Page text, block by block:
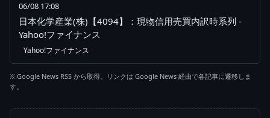
06/08 17:08
日本化学産業(株)【4094】：現物信用売買内訳時系列 -
Yahoo!ファイナンス
Yahoo!ファイナンス
※ Google News RSS から取得。リンクは Google News 経由で各記事に遷移しま
す。